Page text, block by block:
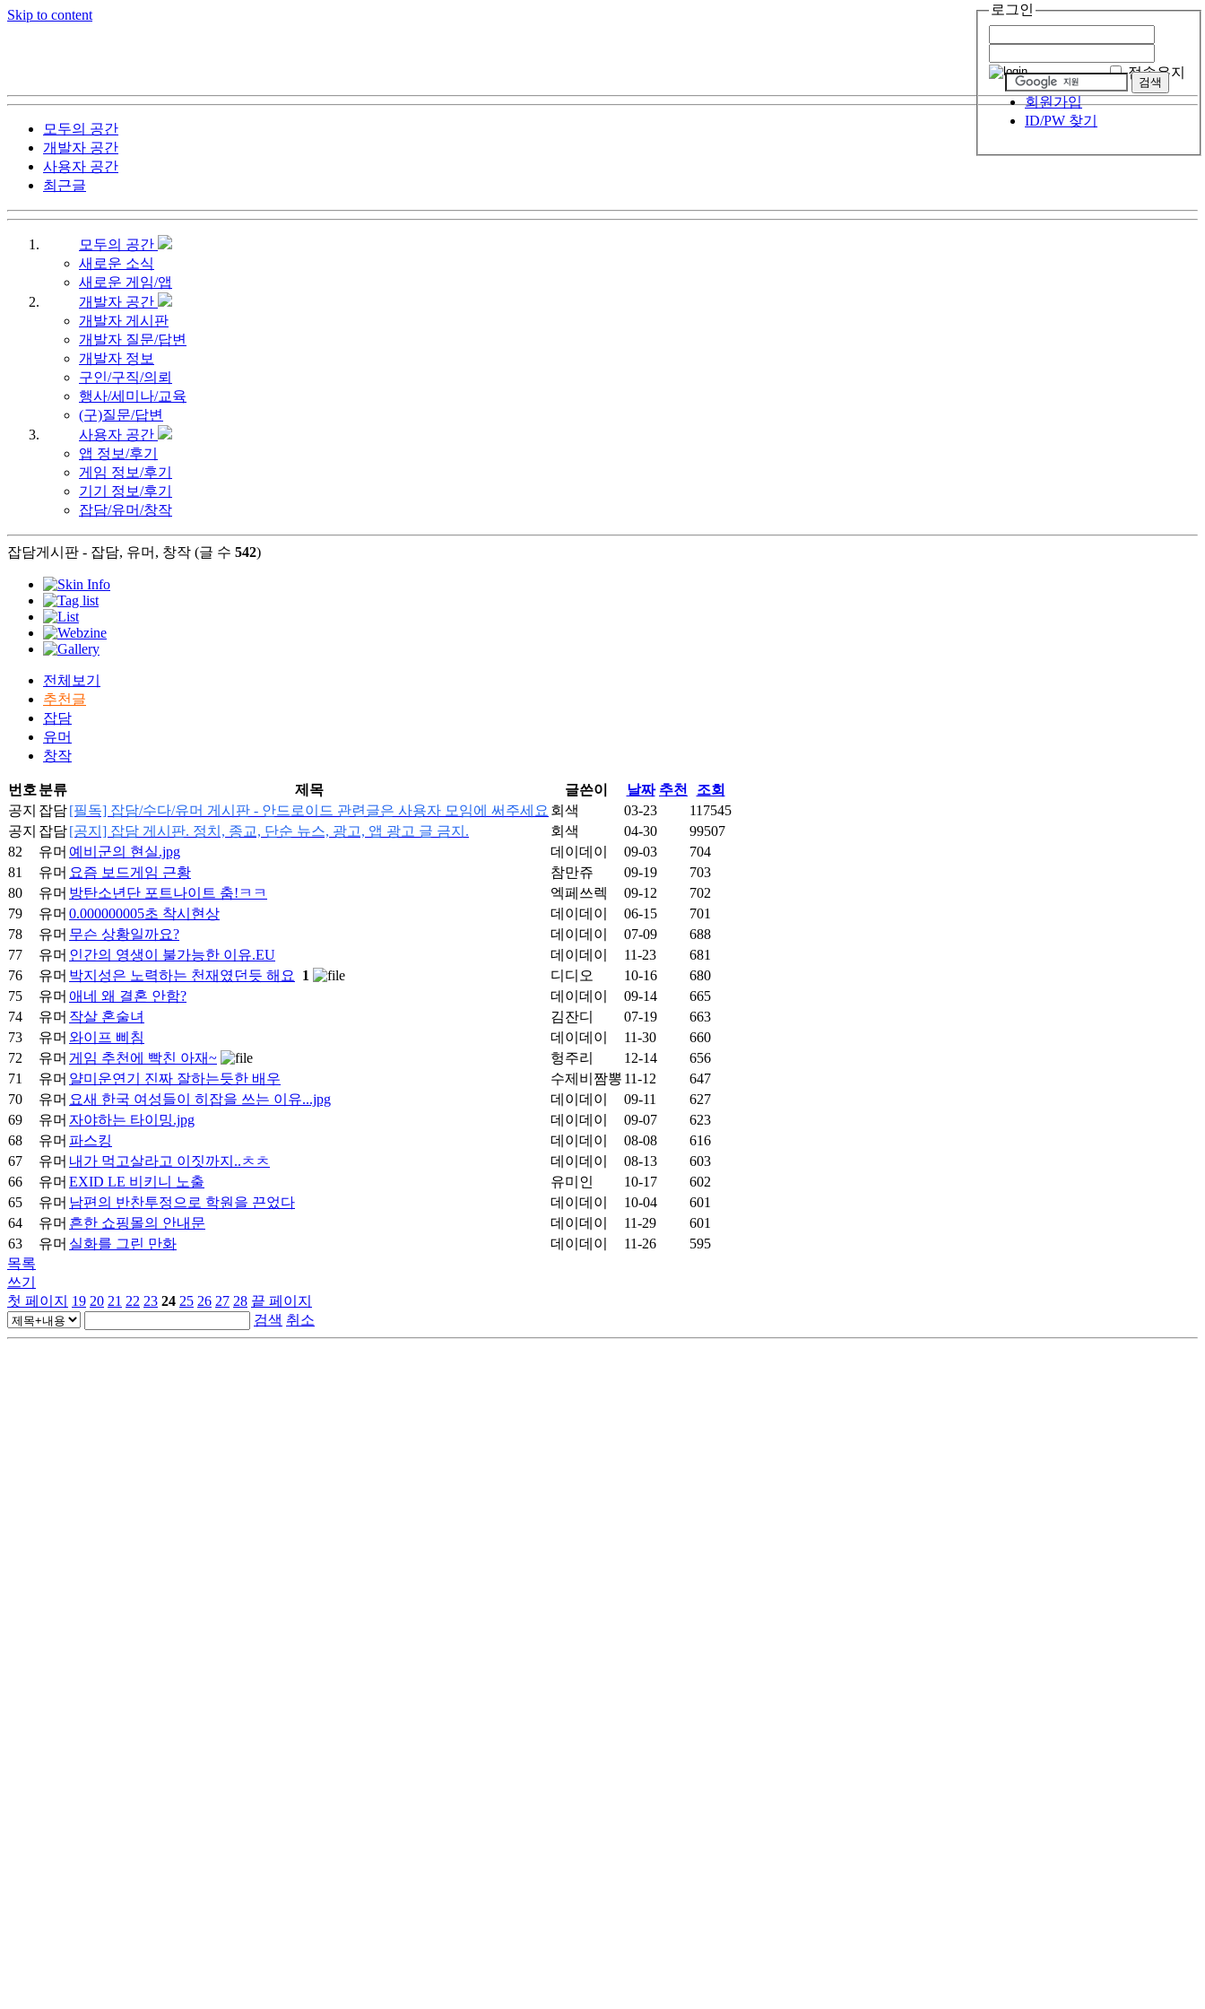
Skip to content
모두의 공간
개발자 공간
사용자 공간
최근글
로그인
접속유지
회원가입
ID/PW 찾기
모두의 공간
새로운 소식
새로운 게임/앱
개발자 공간
개발자 게시판
개발자 질문/답변
개발자 정보
구인/구직/의뢰
행사/세미나/교육
(구)질문/답변
사용자 공간
앱 정보/후기
게임 정보/후기
기기 정보/후기
잡담/유머/창작
잡담게시판 - 잡담, 유머, 창작 (글 수 542)
전체보기
추천글
잡담
유머
창작
번호 분류 제목 글쓴이 날짜 추천
조회
공지 잡담[필독] 잡담/수다/유머 게시판 - 안드로이드 관련글은 사용자 모임에 써주세요 회색 03-23
117545
공지 잡담[공지] 잡담 게시판. 정치, 종교, 단순 뉴스, 광고, 앱 광고 글 금지. 회색 04-30
99507
82
유머 예비군의 현실.jpg 데이데이 09-03
704
81
유머 요즘 보드게임 근황 참만쥬 09-19
703
80
유머 방탄소년단 포트나이트 춤!ㅋㅋ 엑페쓰렉 09-12
702
79
유머 0.000000005초 착시현상 데이데이 06-15
701
78
유머 무슨 상황일까요? 데이데이 07-09
688
77
유머 인간의 영생이 불가능한 이유.EU 데이데이 11-23
681
76
유머 박지성은 노력하는 천재였던듯 해요 1 디디오 10-16
680
75
유머 애네 왜 결혼 안함? 데이데이 09-14
665
74
유머 작살 혼술녀 김잔디 07-19
663
73
유머 와이프 삐침 데이데이 11-30
660
72
유머 게임 추천에 빡친 아재~ 헝주리 12-14
656
71
유머 얄미운연기 진짜 잘하는듯한 배우 수제비짬뽕 11-12
647
70
유머 요새 한국 여성들이 히잡을 쓰는 이유...jpg 데이데이 09-11
627
69
유머 자야하는 타이밍.jpg 데이데이 09-07
623
68
유머 파스킹 데이데이 08-08
616
67
유머 내가 먹고살라고 이짓까지..ㅊㅊ 데이데이 08-13
603
66
유머 EXID LE 비키니 노출 유미인 10-17
602
65
유머 남편의 반찬투정으로 학원을 끈었다 데이데이 10-04
601
64
유머 흔한 쇼핑몰의 안내문 데이데이 11-29
601
63
유머 실화를 그린 만화 데이데이 11-26
595
목록
쓰기
첫 페이지
19 20 21 22 23 24 25 26 27 28 끝 페이지
검색 취소